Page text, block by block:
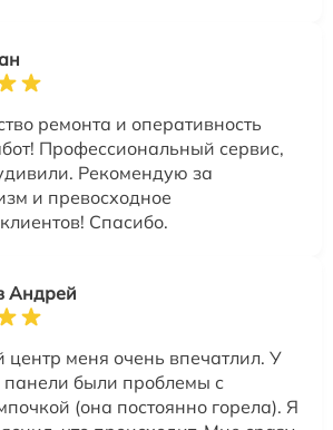
ремонта и оперативность
Профессиональный сервис,
Рекомендую за
и превосходное
Спасибо.
Андрей
центр меня очень впечатлил. У
были проблемы с
(она постоянно горела). Я